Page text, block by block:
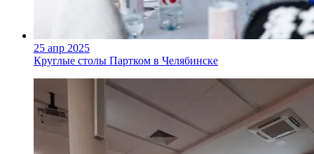
25 апр 2025
Круглые столы Партком в Челябинске